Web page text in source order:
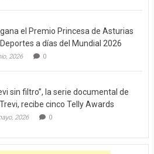
el Premio Princesa de Asturias
a días del Mundial 2026
2026 0
sin filtro”, la serie documental de
recibe cinco Telly Awards
2026 0